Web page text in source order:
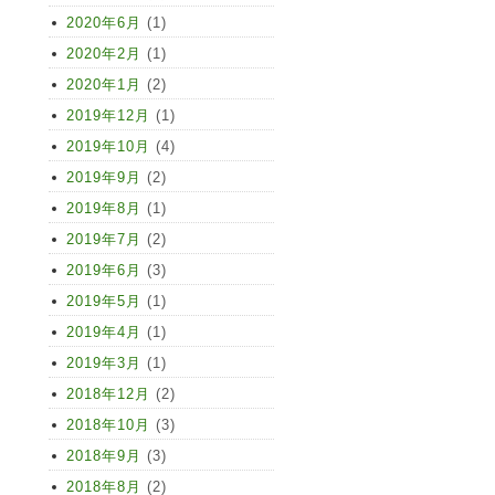
2020年6月 (1)
2020年2月 (1)
2020年1月 (2)
2019年12月 (1)
2019年10月 (4)
2019年9月 (2)
2019年8月 (1)
2019年7月 (2)
2019年6月 (3)
2019年5月 (1)
2019年4月 (1)
2019年3月 (1)
2018年12月 (2)
2018年10月 (3)
2018年9月 (3)
2018年8月 (2)